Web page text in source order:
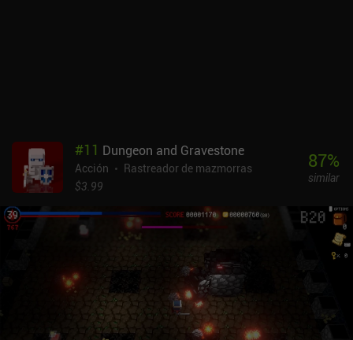
jugabilidad es muy divertida, los gráficos pixelados son geniales y
la música es increíble.
#11 Dungeon and Gravestone
Acción
Rastreador de mazmorras
$3.99
87%
similar